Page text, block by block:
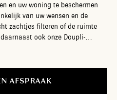
en uw woning te beschermen
van uw wensen en de
zachtjes filteren of de ruimte
ook onze Doupli-
genoemd): dankzij hun
kou buiten in de winter en
Het grootste voordeel van
AFSPRAAK